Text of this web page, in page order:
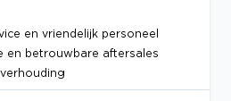
en vriendelijk personeel
en betrouwbare aftersales